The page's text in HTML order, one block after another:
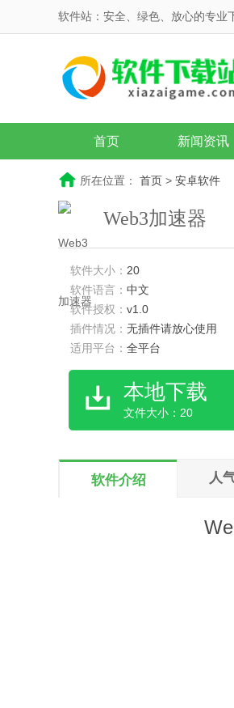
软件站：安全、绿色、放心的专业
首页 新闻资讯
所在位置： 首页 > 安卓软件
Web3加速器
软件大小： 20
软件语言： 中文
软件授权： v1.0
插件情况： 无插件请放心使用
适用平台： 全平台
本地下载
文件大小：20
软件介绍 人